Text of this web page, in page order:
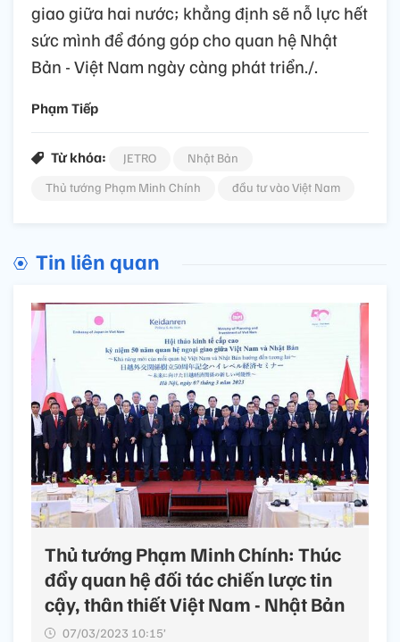
giao giữa hai nước; khẳng định sẽ nỗ lực hết
sức mình để đóng góp cho quan hệ Nhật
Bản - Việt Nam ngày càng phát triển./.
Phạm Tiếp
Từ khóa: JETRO
Nhật Bản
Thủ tướng Phạm Minh Chính
đầu tư vào Việt Nam
Tin liên quan
Thủ tướng Phạm Minh Chính: Thúc
đẩy quan hệ đối tác chiến lược tin
cậy, thân thiết Việt Nam - Nhật Bản
07/03/2023 10:15’